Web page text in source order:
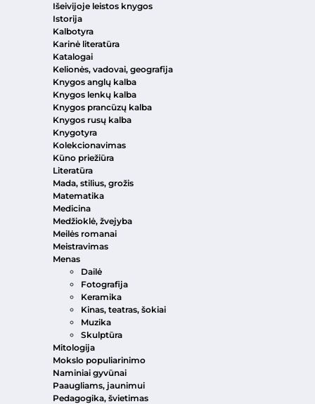
Išeivijoje leistos knygos
Istorija
Kalbotyra
Karinė literatūra
Katalogai
Kelionės, vadovai, geografija
Knygos anglų kalba
Knygos lenkų kalba
Knygos prancūzų kalba
Knygos rusų kalba
Knygotyra
Kolekcionavimas
Kūno priežiūra
Literatūra
Mada, stilius, grožis
Matematika
Medicina
Medžioklė, žvejyba
Meilės romanai
Meistravimas
Menas
Dailė
Fotografija
Keramika
Kinas, teatras, šokiai
Muzika
Skulptūra
Mitologija
Mokslo populiarinimo
Naminiai gyvūnai
Paaugliams, jaunimui
Pedagogika, švietimas